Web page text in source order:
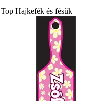
Top Hajkefék és fésűk